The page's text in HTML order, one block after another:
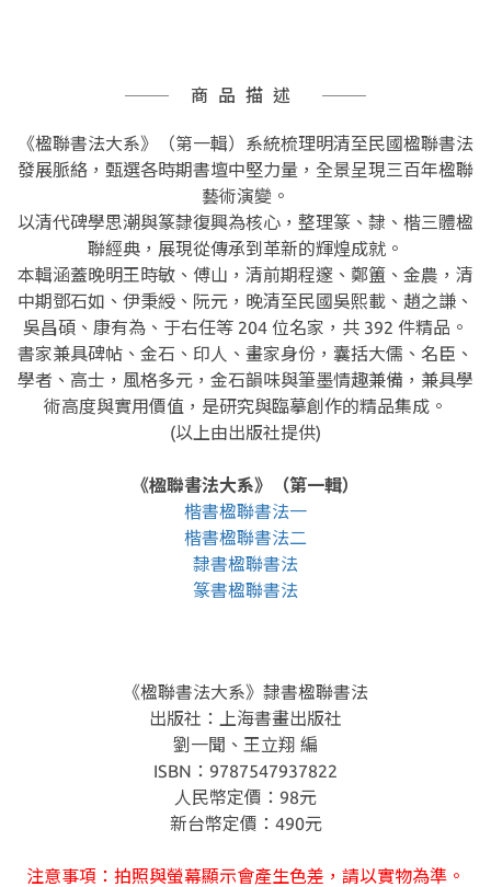
商品描述
《楹聯書法大系》（第一輯）系統梳理明清至民國楹聯書法
發展脈絡，甄選各時期書壇中堅力量，全景呈現三百年楹聯
藝術演變。
以清代碑學思潮與篆隸復興為核心，整理篆、隸、楷三體楹
聯經典，展現從傳承到革新的輝煌成就。
本輯涵蓋晚明王時敏、傅山，清前期程邃、鄭簠、金農，清
中期鄧石如、伊秉綬、阮元，晚清至民國吳熙載、趙之謙、
吳昌碩、康有為、于右任等 204 位名家，共 392 件精品。
書家兼具碑帖、金石、印人、畫家身份，囊括大儒、名臣、
學者、高士，風格多元，金石韻味與筆墨情趣兼備，兼具學
術高度與實用價值，是研究與臨摹創作的精品集成。
(以上由出版社提供)
《楹聯書法大系》（第一輯）
楷書楹聯書法一
楷書楹聯書法二
隸書楹聯書法
篆書楹聯書法
《楹聯書法大系》隸書楹聯書法
出版社：上海書畫出版社
劉一聞、王立翔 編
ISBN：9787547937822
人民幣定價：98元
新台幣定價：490元
注意事項：拍照與螢幕顯示會產生色差，請以實物為準。